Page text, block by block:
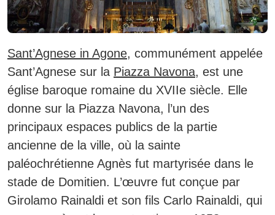
Sant’Agnese in Agone, communément appelée
Sant’Agnese sur la Piazza Navona, est une
église baroque romaine du XVIIe siècle. Elle
donne sur la Piazza Navona, l’un des
principaux espaces publics de la partie
ancienne de la ville, où la sainte
paléochrétienne Agnès fut martyrisée dans le
stade de Domitien. L’œuvre fut conçue par
Girolamo Rainaldi et son fils Carlo Rainaldi, qui